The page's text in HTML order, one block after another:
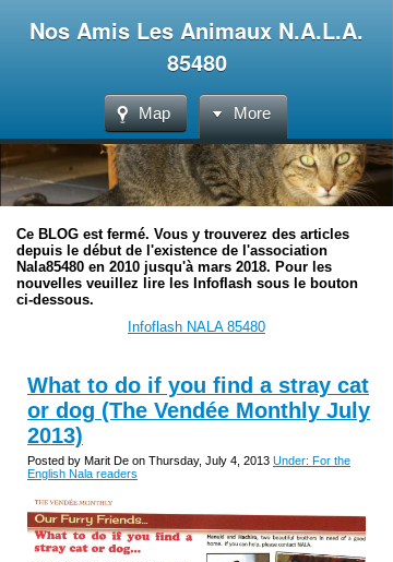
Nos Amis Les Animaux N.A.L.A.
85480
Map More
Ce BLOG est fermé. Vous y trouverez des articles
depuis le début de l'existence de l'association
Nala85480 en 2010 jusqu'à mars 2018. Pour les
nouvelles veuillez lire les Infoflash sous le bouton
ci-dessous.
Infoflash NALA 85480
What to do if you find a stray cat
or dog (The Vendée Monthly July
2013)
Posted by Marit De on Thursday, July 4, 2013 Under: For the
English Nala readers